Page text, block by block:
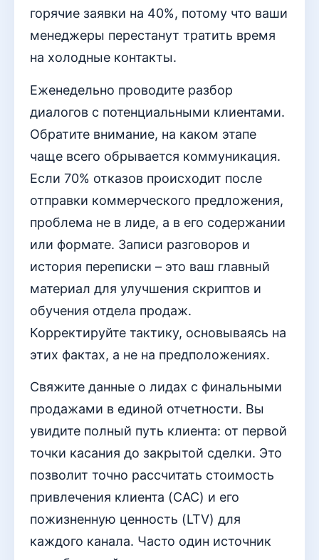
горячие заявки на 40%, потому что ваши
менеджеры перестанут тратить время
на холодные контакты.
Еженедельно проводите разбор
диалогов с потенциальными клиентами.
Обратите внимание, на каком этапе
чаще всего обрывается коммуникация.
Если 70% отказов происходит после
отправки коммерческого предложения,
проблема не в лиде, а в его содержании
или формате. Записи разговоров и
история переписки – это ваш главный
материал для улучшения скриптов и
обучения отдела продаж.
Корректируйте тактику, основываясь на
этих фактах, а не на предположениях.
Свяжите данные о лидах с финальными
продажами в единой отчетности. Вы
увидите полный путь клиента: от первой
точки касания до закрытой сделки. Это
позволит точно рассчитать стоимость
привлечения клиента (CAC) и его
пожизненную ценность (LTV) для
каждого канала. Часто один источник